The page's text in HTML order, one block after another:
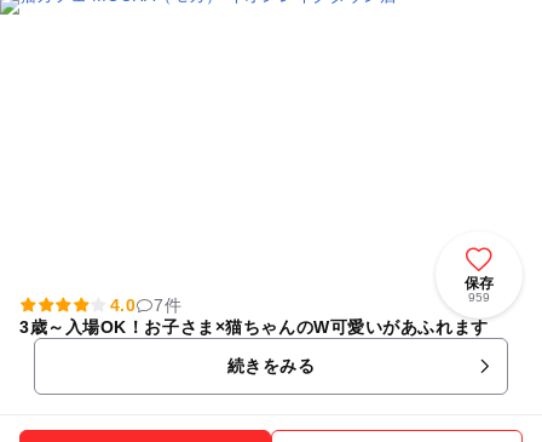
保存
959
4.0
7件
3歳～入場OK！お子さま×猫ちゃんのW可愛いがあふれます
続きをみる